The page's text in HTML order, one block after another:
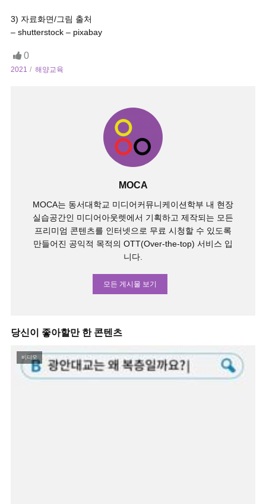
3) 자료화면/그림 출처
– shutterstock – pixabay
0
2021 해양교육
MOCA
MOCA는 동서대학교 미디어커뮤니케이션학부 내 현장
실습공간인 미디어아웃렛에서 기획하고 제작되는 모든
프리미엄 콘텐츠를 인터넷으로 무료 시청할 수 있도록
만들어진 공익적 목적의 OTT(Over-the-top) 서비스 입
니다.
모든 게시물 보기
당신이 좋아할만 한 콘텐츠
비디오